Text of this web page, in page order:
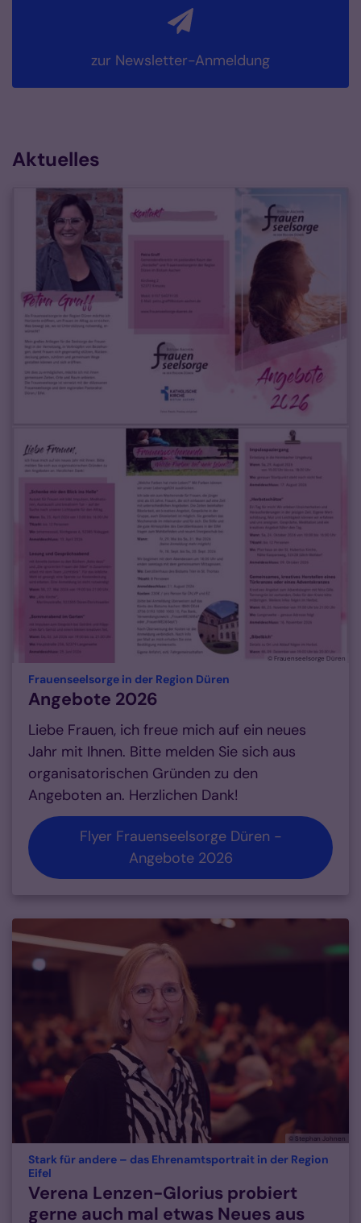
zur Newsletter-Anmeldung
Aktuelles
© Frauenseelsorge Düren
Frauenseelsorge in der Region Düren
Angebote 2026
Liebe Frauen, ich freue mich auf ein neues
Jahr mit Ihnen. Bitte melden Sie sich aus
organisatorischen Gründen zu den
Angeboten an. Herzlichen Dank!
Flyer Frauenseelsorge Düren -
Angebote 2026
© Stephan Johnen
Stark für andere – das Ehrenamtsportrait in der Region
Eifel
Verena Lenzen-Glorius probiert
gerne auch mal etwas Neues aus